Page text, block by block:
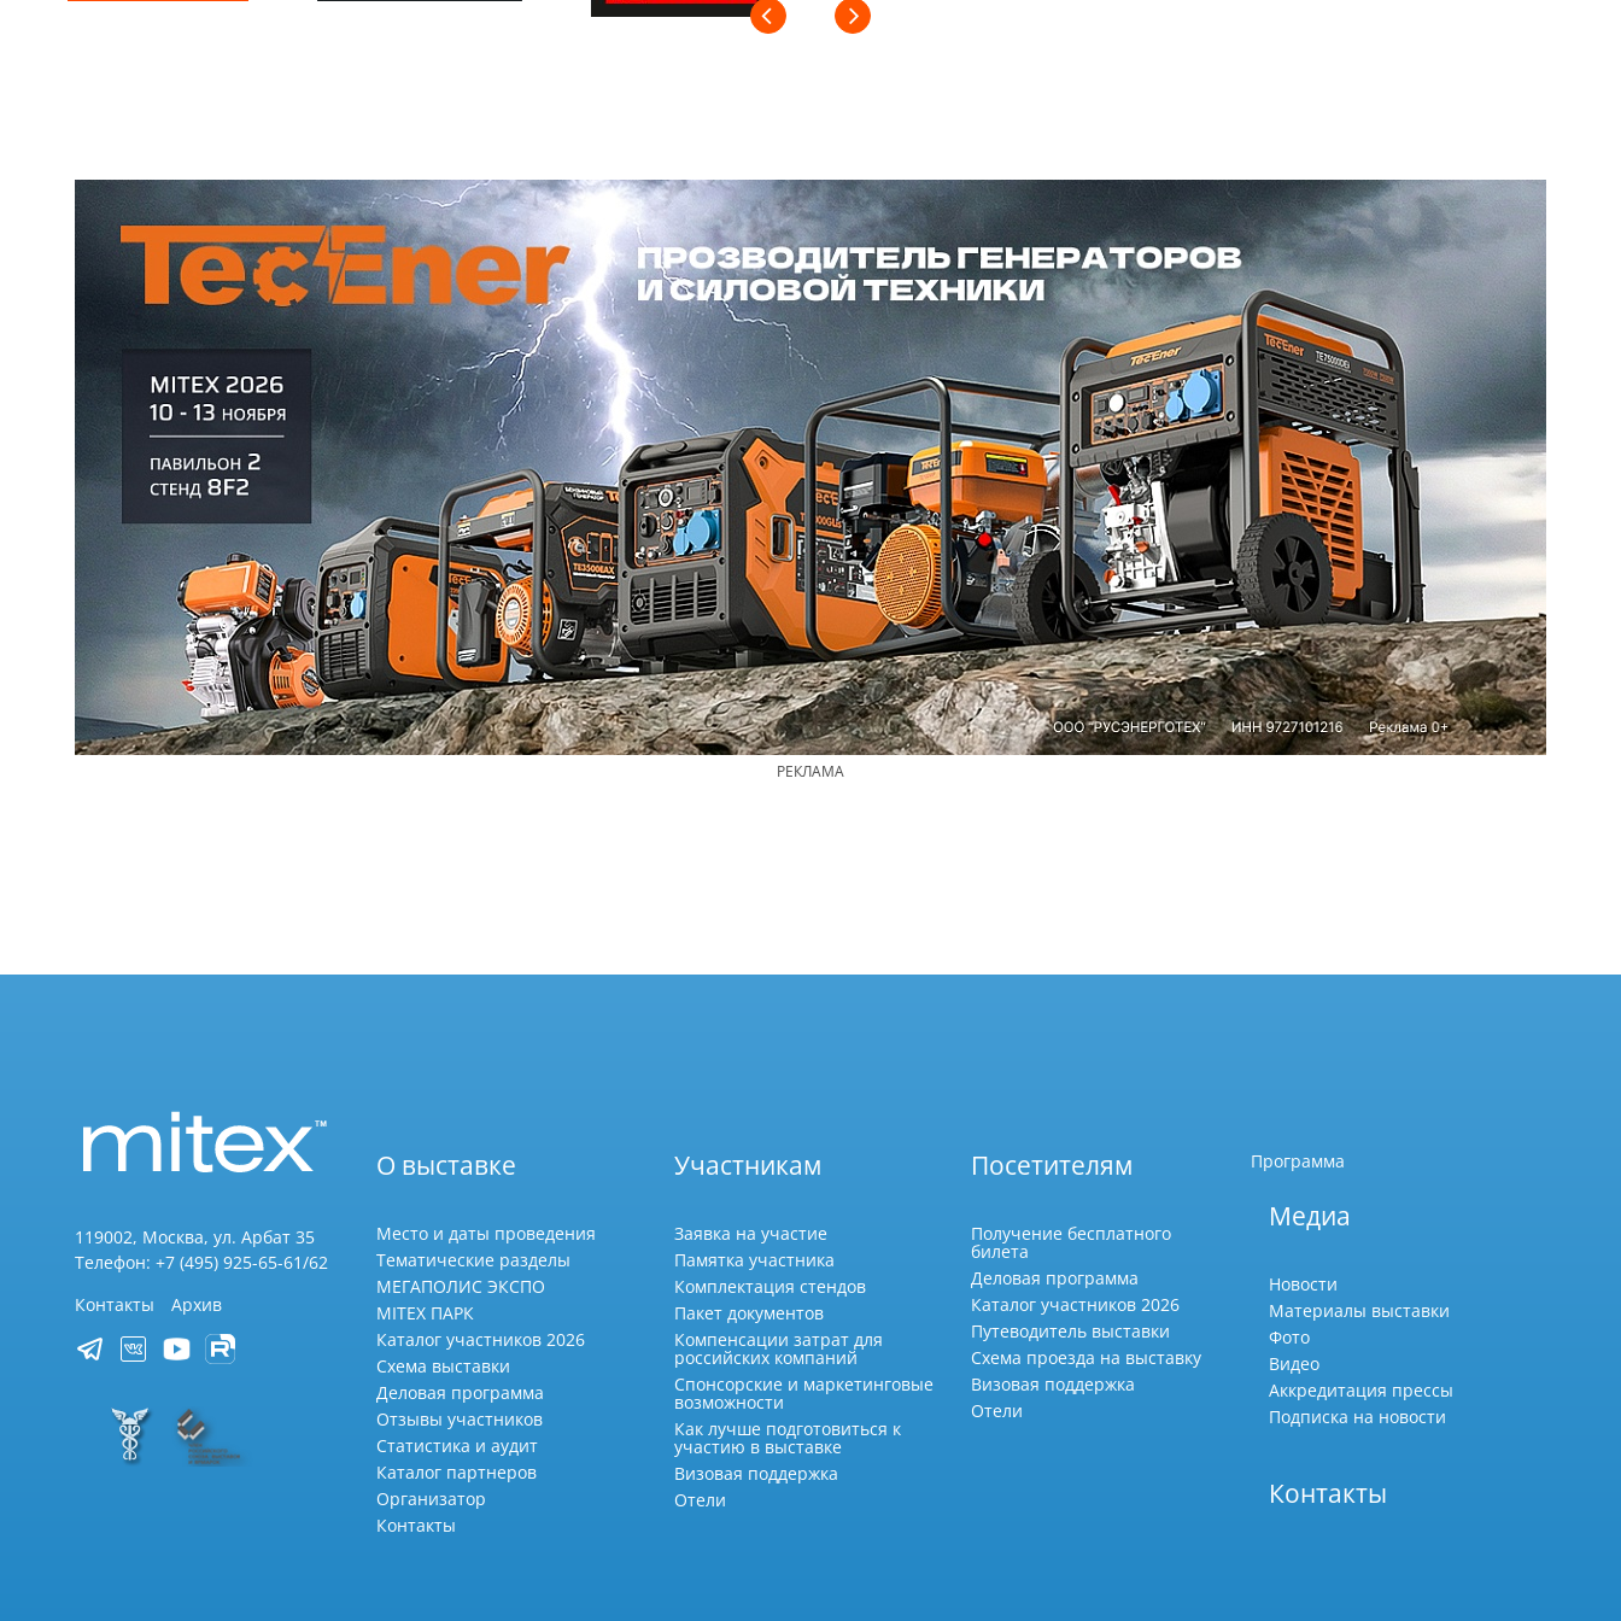
РЕКЛАМА
119002, Москва, ул. Арбат 35
Телефон: +7 (495) 925-65-61/62
Контакты
Архив
О выставке
Место и даты проведения
Тематические разделы
МЕГАПОЛИС ЭКСПО
MITEX ПАРК
Каталог участников 2026
Схема выставки
Деловая программа
Отзывы участников
Статистика и аудит
Каталог партнеров
Организатор
Контакты
Участникам
Заявка на участие
Памятка участника
Комплектация стендов
Пакет документов
Компенсации затрат для
российских компаний
Спонсорские и маркетинговые
возможности
Как лучше подготовиться к
участию в выставке
Визовая поддержка
Отели
Посетителям
Получение бесплатного
билета
Деловая программа
Каталог участников 2026
Путеводитель выставки
Схема проезда на выставку
Визовая поддержка
Отели
Программа
Медиа
Новости
Материалы выставки
Фото
Видео
Аккредитация прессы
Подписка на новости
Контакты